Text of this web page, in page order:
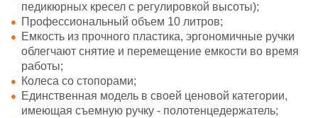
педикюрных кресел с регулировкой высоты);
Профессиональный объем 10 литров;
Емкость из прочного пластика, эргономичные ручки
облегчают снятие и перемещение емкости во время
работы;
Колеса со стопорами;
Единственная модель в своей ценовой категории,
имеющая съемную ручку - полотенцедержатель;